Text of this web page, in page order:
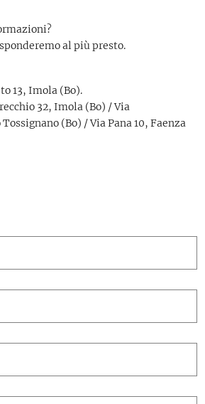
al più presto.
13, Imola (Bo).
32, Imola (Bo) / Via
(Bo) / Via Pana 10, Faenza